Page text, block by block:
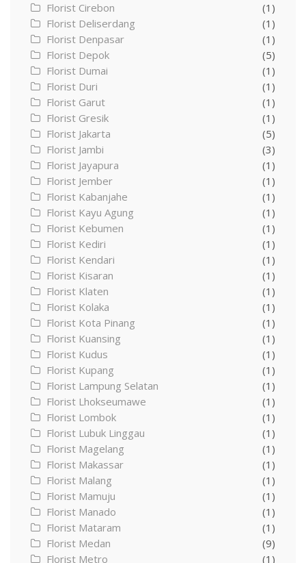
Florist Cirebon
(1)
Florist Deliserdang
(1)
Florist Denpasar
(1)
Florist Depok
(5)
Florist Dumai
(1)
Florist Duri
(1)
Florist Garut
(1)
Florist Gresik
(1)
Florist Jakarta
(5)
Florist Jambi
(3)
Florist Jayapura
(1)
Florist Jember
(1)
Florist Kabanjahe
(1)
Florist Kayu Agung
(1)
Florist Kebumen
(1)
Florist Kediri
(1)
Florist Kendari
(1)
Florist Kisaran
(1)
Florist Klaten
(1)
Florist Kolaka
(1)
Florist Kota Pinang
(1)
Florist Kuansing
(1)
Florist Kudus
(1)
Florist Kupang
(1)
Florist Lampung Selatan
(1)
Florist Lhokseumawe
(1)
Florist Lombok
(1)
Florist Lubuk Linggau
(1)
Florist Magelang
(1)
Florist Makassar
(1)
Florist Malang
(1)
Florist Mamuju
(1)
Florist Manado
(1)
Florist Mataram
(1)
Florist Medan
(9)
Florist Metro
(1)